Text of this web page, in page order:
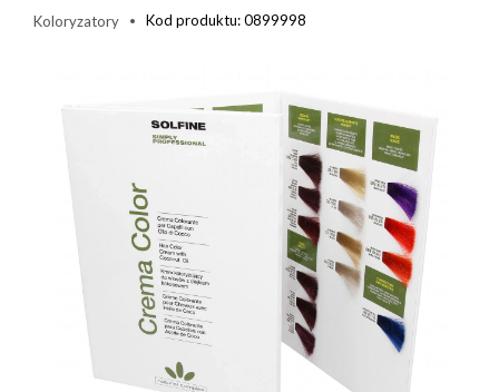
Koloryzatory Kod produktu: 0899998